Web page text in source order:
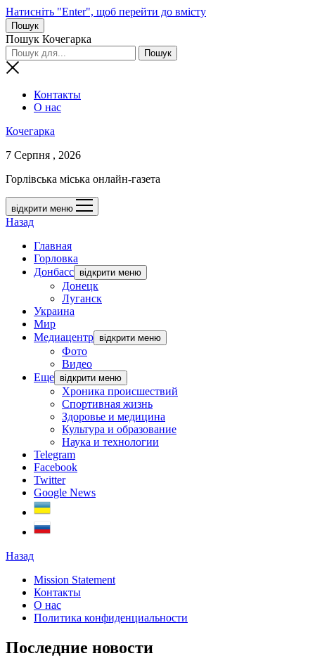
Натисніть "Enter", щоб перейти до вмісту
Пошук
Пошук Кочегарка
Контакты
О нас
Кочегарка
7 Серпня , 2026
Горлівська міська онлайн-газета
відкрити меню
Назад
Главная
Горловка
Донбасс відкрити меню
Донецк
Луганск
Украина
Мир
Медиацентр відкрити меню
Фото
Видео
Еще відкрити меню
Хроника происшествий
Спортивная жизнь
Здоровье и медицина
Культура и образование
Наука и технологии
Telegram
Facebook
Twitter
Google News
Назад
Mission Statement
Контакты
О нас
Политика конфиденциальности
Последние новости